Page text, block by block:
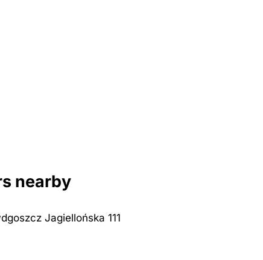
nearby
Jagiellońska 111